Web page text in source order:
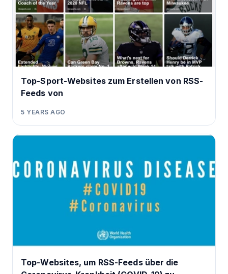
Top-Sport-Websites zum Erstellen von RSS-
Feeds von
5 YEARS AGO
Top-Websites, um RSS-Feeds über die